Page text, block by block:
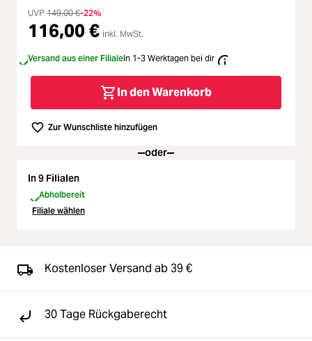
Loading...
Second Hand
Loading...
Loading...
UVP 149,00 €-22%
116,00 € inkl. MwSt.
Versand aus einer FilialeIn 1-3 Werktagen bei dir
In den Warenkorb
Zur Wunschliste hinzufügen
oder
In 9 Filialen
Abholbereit
Filiale wählen
Kostenloser Versand ab 39 €
30 Tage Rückgaberecht